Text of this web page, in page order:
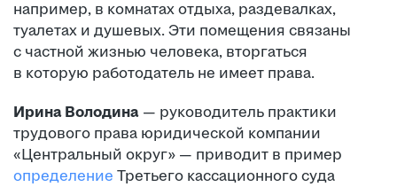
например, в комнатах отдыха, раздевалках,
туалетах и душевых. Эти помещения связаны
с частной жизнью человека, вторгаться
в которую работодатель не имеет права.
Ирина Володина — руководитель практики
трудового права юридической компании
«Центральный округ» — приводит в пример
определение Третьего кассационного суда